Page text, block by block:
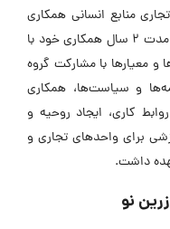
شریک تجاری منابع انسانی همکاری
خود را با شرکت کافه بازار آغاز کرد. او در مدت 2 سال همکاری خود با
و معیارها با مشارکت گروه
و سیاست‌ها، همکاری
کاری، ایجاد روحیه و
برای واحدهای تجاری و
داشت.
نو